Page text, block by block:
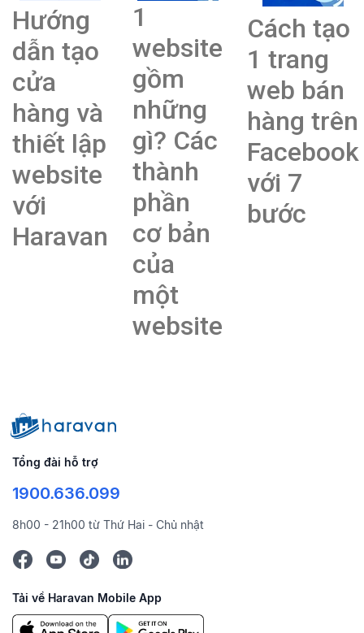
Hướng
dẫn tạo
cửa
hàng và
thiết lập
website
với
Haravan
1
website
gồm
những
gì? Các
thành
phần
cơ bản
của
một
website
Cách tạo
1 trang
web bán
hàng trên
Facebook
với 7
bước
Tổng đài hỗ trợ
1900.636.099
8h00 - 21h00 từ Thứ Hai - Chủ nhật
Tải về Haravan Mobile App